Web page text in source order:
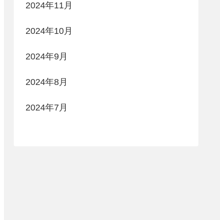
2024年11月
2024年10月
2024年9月
2024年8月
2024年7月